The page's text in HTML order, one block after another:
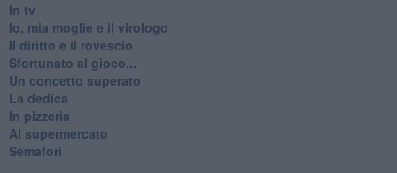
In tv
Io, mia moglie e il virologo
Il diritto e il rovescio
Sfortunato al gioco...
Un concetto superato
La dedica
In pizzeria
Al supermercato
Semafori